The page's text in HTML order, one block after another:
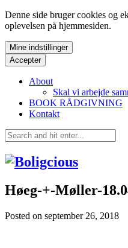
Denne side bruger cookies og
oplevelsen på hjemmesiden.
Mine indstillinger
Accepter
About
Skal vi arbejde
BOOK RÅDGIVNING
Kontakt
Høeg-+-Møller-
Posted on september 26, 2018